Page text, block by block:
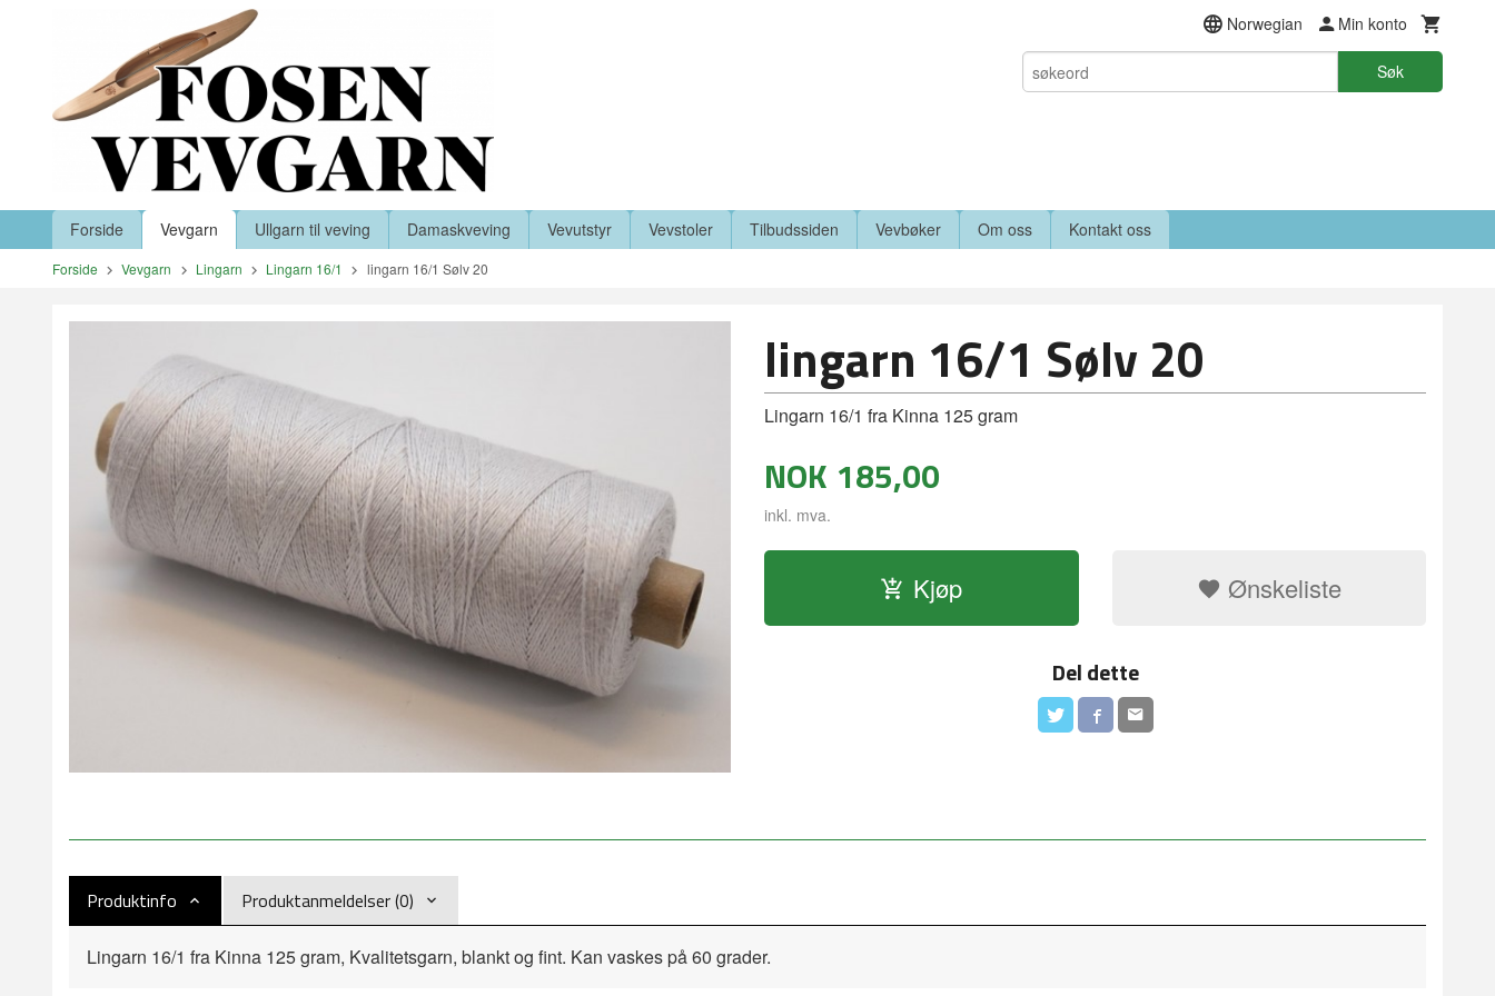
Norwegian Min konto
Søk
Produkter
Forside Vevgarn Ullgarn til veving Damaskveving Vevutstyr Vevstoler Tilbudssiden Vevbøker Om oss Kontakt oss
Forside Vevgarn Lingarn Lingarn 16/1 lingarn 16/1 Sølv 20
lingarn 16/1 Sølv 20
Lingarn 16/1 fra Kinna 125 gram
NOK 185,00
inkl. mva.
Kjøp Ønskeliste
Del dette
Produktinfo Produktanmeldelser (0)
Lingarn 16/1 fra Kinna 125 gram, Kvalitetsgarn, blankt og fint. Kan vaskes på 60 grader.